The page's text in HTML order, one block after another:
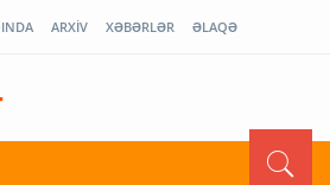
ARXİV XƏBƏRLƏR ƏLAQƏ